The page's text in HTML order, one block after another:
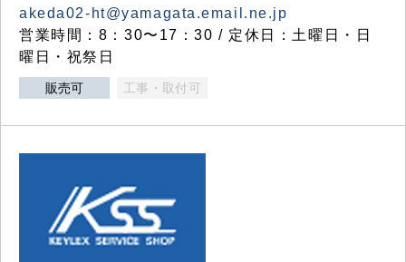
akeda02-ht@yamagata.email.ne.jp
営業時間：8：30〜17：30 / 定休日：土曜日・日
曜日・祝祭日
販売可 工事・取付可